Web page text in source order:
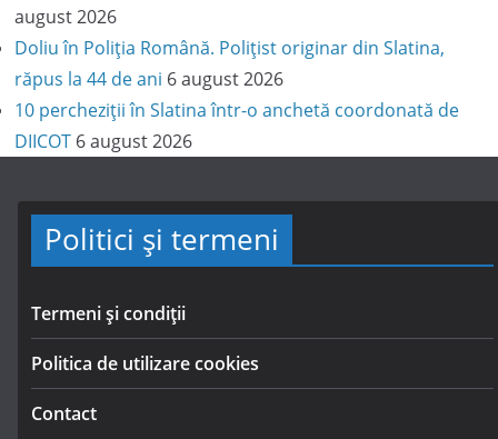
august 2026
Doliu în Poliția Română. Polițist originar din Slatina,
răpus la 44 de ani 6 august 2026
10 percheziții în Slatina într-o anchetă coordonată de
DIICOT 6 august 2026
Politici și termeni
Termeni și condiții
Politica de utilizare cookies
Contact